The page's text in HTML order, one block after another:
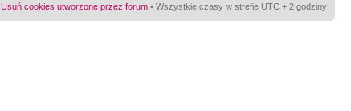
Usuń cookies utworzone przez forum • Wszystkie czasy w strefie UTC + 2 godziny